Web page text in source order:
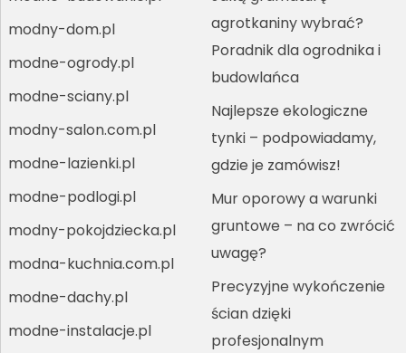
modny-dom.pl
modne-ogrody.pl
modne-sciany.pl
modny-salon.com.pl
modne-lazienki.pl
modne-podlogi.pl
modny-pokojdziecka.pl
modna-kuchnia.com.pl
modne-dachy.pl
modne-instalacje.pl
agrotkaniny wybrać?
Poradnik dla ogrodnika i
budowlańca
Najlepsze ekologiczne
tynki – podpowiadamy,
gdzie je zamówisz!
Mur oporowy a warunki
gruntowe – na co zwrócić
uwagę?
Precyzyjne wykończenie
ścian dzięki
profesjonalnym